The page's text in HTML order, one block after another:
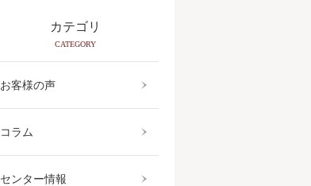
カテゴリ
CATEGORY
お客様の声
コラム
センター情報